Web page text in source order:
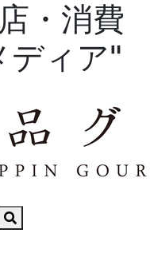
・消費
ディア"